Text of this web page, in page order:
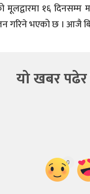
मूलद्वारमा १६ दिनसम्म
गरिने भएको छ । आजै
यो खबर
0